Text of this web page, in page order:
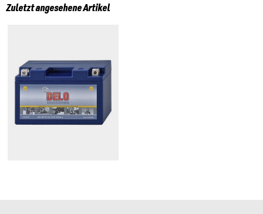
Zuletzt angesehene Artikel